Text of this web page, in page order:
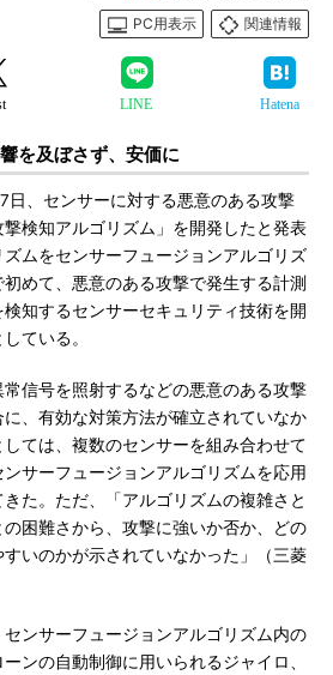
PC用表示
関連情報
LINE Hatena
を及ぼさず、安価に
、センサーに対する悪意のある攻撃
検知アルゴリズム」を開発したと発表
ムをセンサーフュージョンアルゴリズ
めて、悪意のある攻撃で発生する計測
知するセンサーセキュリティ技術を開
ている。
信号を照射するなどの悪意のある攻撃
、有効な対策方法が確立されていなか
ては、複数のセンサーを組み合わせて
サーフュージョンアルゴリズムを応用
た。ただ、「アルゴリズムの複雑さと
困難さから、攻撃に強いか否か、どの
いのかが示されていなかった」（三菱
ンサーフュージョンアルゴリズム内の
ンの自動制御に用いられるジャイロ、